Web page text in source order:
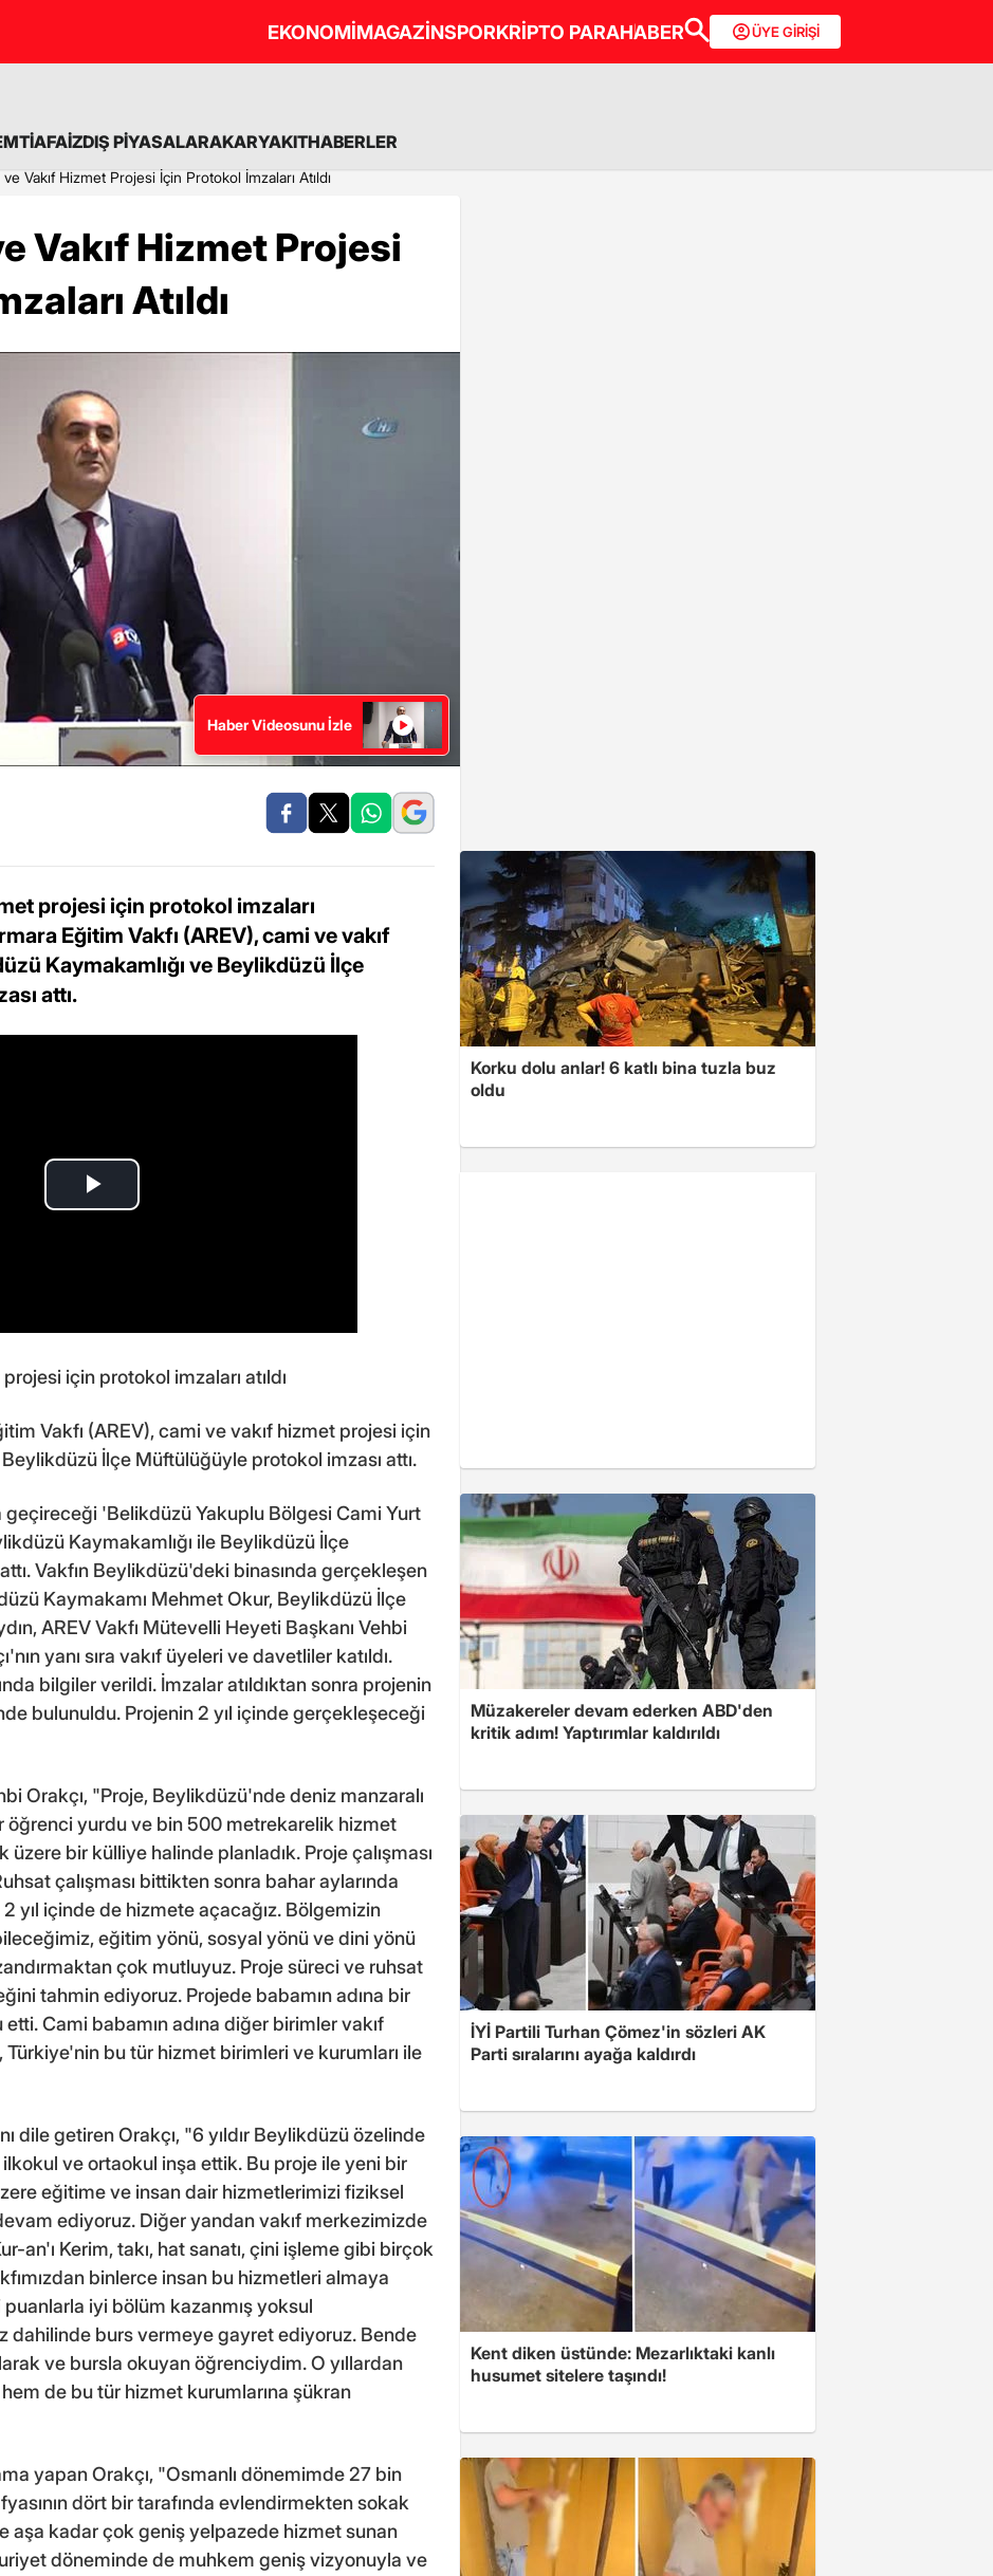
EKONOMİMAGAZİNSPORKRİPTO PARAHABER ÜYE GİRİŞİ
FAİZDIŞ PİYASALARAKARYAKITHABERLER
Vakıf Hizmet Projesi İçin Protokol İmzaları Atıldı
Vakıf Hizmet Projesi
Atıldı
Haber Videosunu İzle
projesi için protokol imzaları
Eğitim Vakfı (AREV), cami ve vakıf
Kaymakamlığı ve Beylikdüzü İlçe
attı.
için protokol imzaları atıldı
Vakfı (AREV), cami ve vakıf hizmet projesi için
İlçe Müftülüğüyle protokol imzası attı.
'Belikdüzü Yakuplu Bölgesi Cami Yurt
Kaymakamlığı ile Beylikdüzü İlçe
Vakfın Beylikdüzü'deki binasında gerçekleşen
Kaymakamı Mehmet Okur, Beylikdüzü İlçe
AREV Vakfı Mütevelli Heyeti Başkanı Vehbi
yanı sıra vakıf üyeleri ve davetliler katıldı.
bilgiler verildi. İmzalar atıldıktan sonra projenin
bulunuldu. Projenin 2 yıl içinde gerçekleşeceği
Orakçı, "Proje, Beylikdüzü'nde deniz manzaralı
öğrenci yurdu ve bin 500 metrekarelik hizmet
bir külliye halinde planladık. Proje çalışması
çalışması bittikten sonra bahar aylarında
yıl içinde de hizmete açacağız. Bölgemizin
eğitim yönü, sosyal yönü ve dini yönü
çok mutluyuz. Proje süreci ve ruhsat
tahmin ediyoruz. Projede babamın adına bir
Cami babamın adına diğer birimler vakıf
Türkiye'nin bu tür hizmet birimleri ve kurumları ile
dile getiren Orakçı, "6 yıldır Beylikdüzü özelinde
ve ortaokul inşa ettik. Bu proje ile yeni bir
eğitime ve insan dair hizmetlerimizi fiziksel
ediyoruz. Diğer yandan vakıf merkezimizde
an'ı Kerim, takı, hat sanatı, çini işleme gibi birçok
binlerce insan bu hizmetleri almaya
iyi bölüm kazanmış yoksul
dahilinde burs vermeye gayret ediyoruz. Bende
ve bursla okuyan öğrenciydim. O yıllardan
de bu tür hizmet kurumlarına şükran
yapan Orakçı, "Osmanlı dönemimde 27 bin
dört bir tarafında evlendirmekten sokak
aşa kadar çok geniş yelpazede hizmet sunan
döneminde de muhkem geniş vizyonuyla ve
Korku dolu anlar! 6 katlı bina tuzla buz
oldu
Müzakereler devam ederken ABD'den
kritik adım! Yaptırımlar kaldırıldı
İYİ Partili Turhan Çömez'in sözleri AK
Parti sıralarını ayağa kaldırdı
Kent diken üstünde: Mezarlıktaki kanlı
husumet sitelere taşındı!